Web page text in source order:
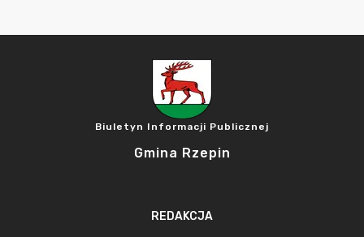
Biuletyn Informacji Publicznej
Gmina Rzepin
REDAKCJA